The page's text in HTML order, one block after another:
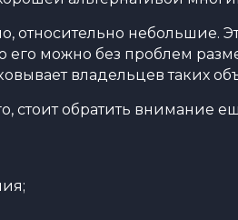
относительно небольшие.
его можно без проблем
владельцев таких
стоит обратить внимание